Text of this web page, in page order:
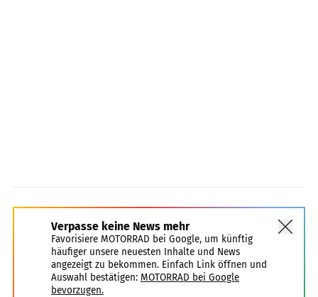
Verpasse keine News mehr
Favorisiere MOTORRAD bei Google, um künftig
häufiger unsere neuesten Inhalte und News
angezeigt zu bekommen. Einfach Link öffnen und
Auswahl bestätigen: MOTORRAD bei Google
bevorzugen.